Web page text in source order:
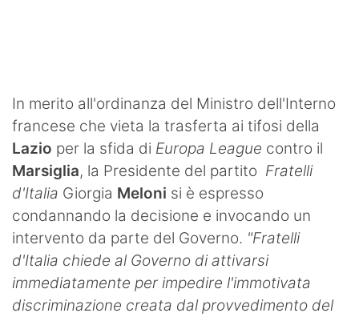
In merito all'ordinanza del Ministro dell'Interno
francese che vieta la trasferta ai tifosi della
Lazio per la sfida di Europa League contro il
Marsiglia, la Presidente del partito Fratelli
d'Italia Giorgia Meloni si è espresso
condannando la decisione e invocando un
intervento da parte del Governo. "Fratelli
d'Italia chiede al Governo di attivarsi
immediatamente per impedire l'immotivata
discriminazione creata dal provvedimento del